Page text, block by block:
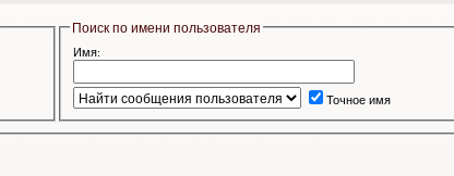
Поиск по имени пользователя
Имя:
Точное имя